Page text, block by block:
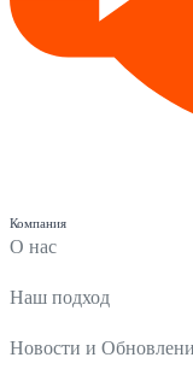
Компания
О нас
Наш подход
Новости и